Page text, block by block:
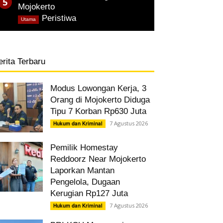
Mojokerto
Peristiwa,
Utama
Terbaru
Modus Lowongan Kerja, 3
Orang di Mojokerto Diduga
Tipu 7 Korban Rp630 Juta
Hukum dan Kriminal 7 Agustus 2026
Pemilik Homestay
Reddoorz Near Mojokerto
Laporkan Mantan
Pengelola, Dugaan
Kerugian Rp127 Juta
Hukum dan Kriminal 7 Agustus 2026